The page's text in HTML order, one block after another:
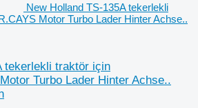
New Holland TS-135A tekerlekli
Motor Turbo Lader Hinter Achse..
tekerlekli traktör için
Turbo Lader Hinter Achse..